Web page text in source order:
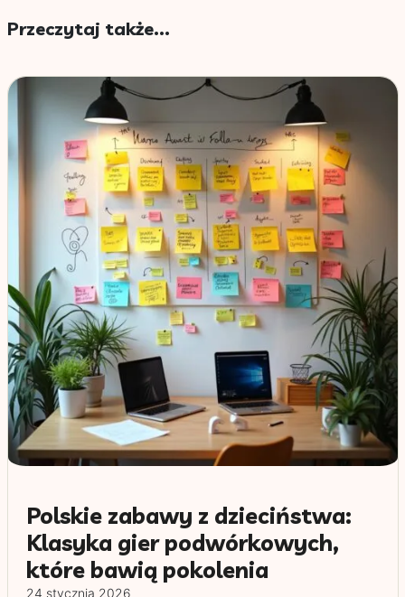
Przeczytaj także...
Polskie zabawy z dzieciństwa:
Klasyka gier podwórkowych,
które bawią pokolenia
24 stycznia 2026